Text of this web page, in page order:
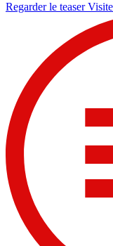
Regarder le teaser